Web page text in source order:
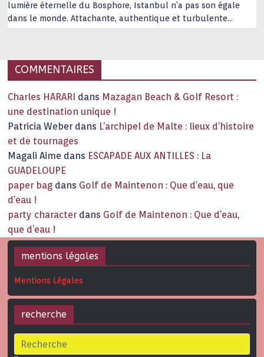
lumière éternelle du Bosphore, Istanbul n’a pas son égale
dans le monde. Attachante, authentique et turbulente
COMMENTAIRES
Charles HARARI dans Mazagan Beach & Golf Resort :
une destination unique !
Patricia Weber dans L’archipel de Malte : lieux d’histoire
et de tournages
Magali Aime dans ESCAPADE AUX ANTILLES : La
GUADELOUPE
paper bag dans Golf de Maintenon : Que d’eau, que
d’eau !
party character dans Golf de Maintenon : Que d’eau,
que d’eau !
mentions légales
Mentions Légales
recherche